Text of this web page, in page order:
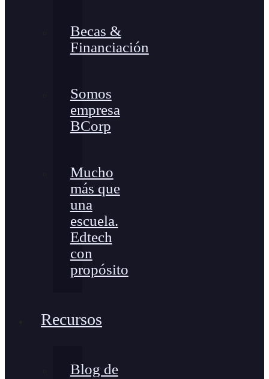
Becas &
Financiación
Somos
empresa
BCorp
Mucho
más que
una
escuela.
Edtech
con
propósito
Recursos
Blog de